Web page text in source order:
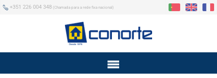
+351 226 004 348 (Chamada para a rede fixa nacional)
Menu